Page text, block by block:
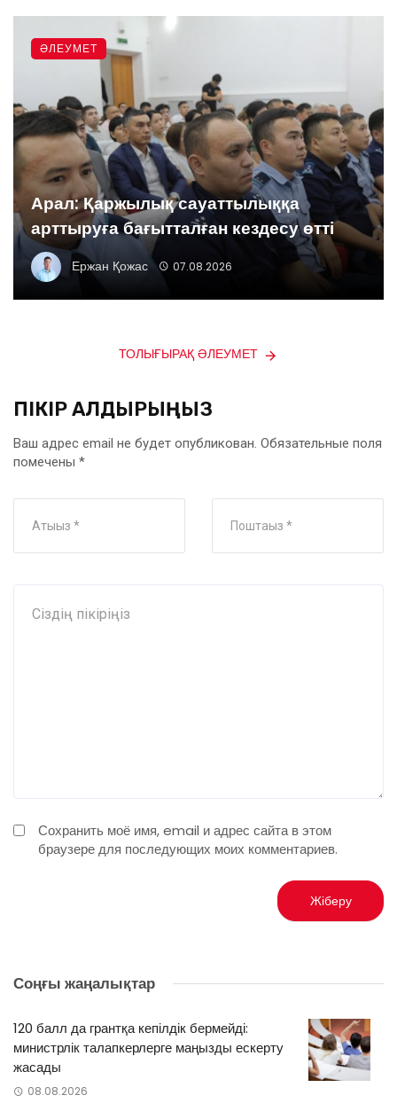
Арал: Қаржылық сауаттылыққа
арттыруға бағытталған кездесу өтті
Ержан Қожас 07.08.2026
ӘЛЕУМЕТ
ТОЛЫҒЫРАҚ ӘЛЕУМЕТ
ПІКІР ҚАЛДЫРЫҢЫЗ
Ваш адрес email не будет опубликован. Обязательные поля
помечены *
Сохранить моё имя, email и адрес сайта в этом
браузере для последующих моих комментариев.
Соңғы жаңалықтар
120 балл да грантқа кепілдік бермейді:
министрлік талапкерлерге маңызды ескерту
жасады
08.08.2026